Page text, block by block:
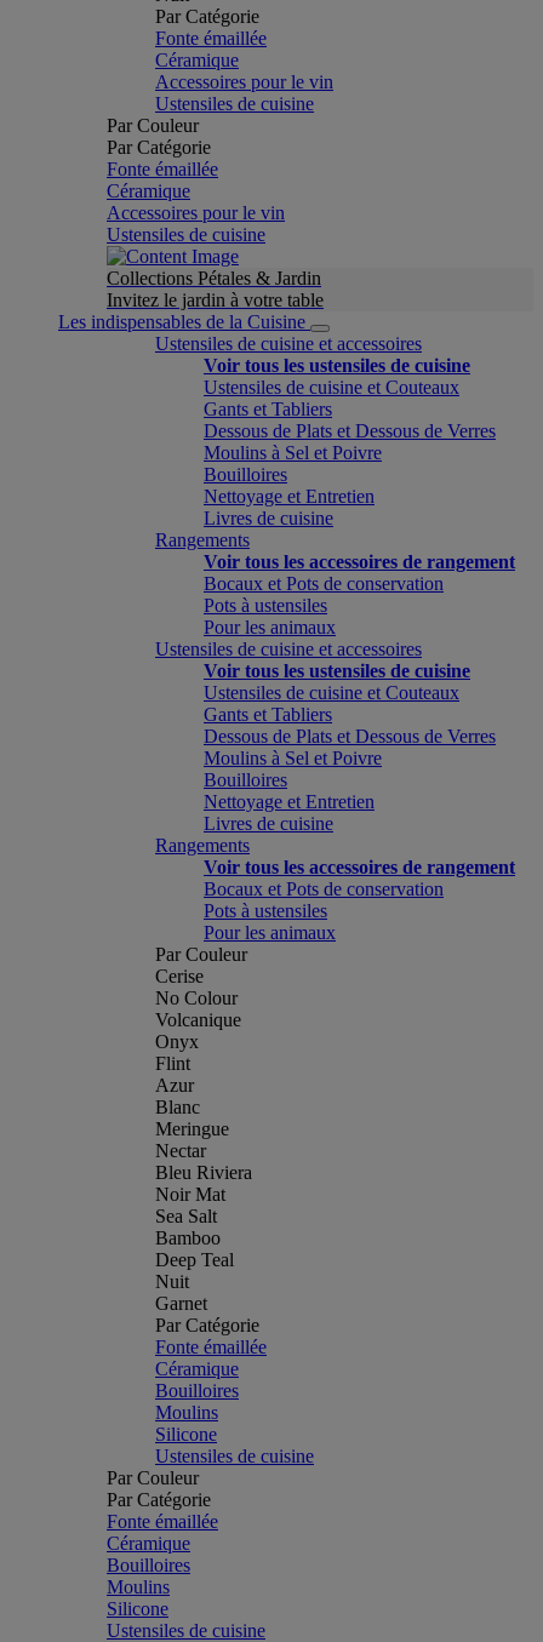
Par Catégorie
Fonte émaillée
Céramique
Accessoires pour le vin
Ustensiles de cuisine
Par Couleur
Par Catégorie
Fonte émaillée
Céramique
Accessoires pour le vin
Ustensiles de cuisine
Collections Pétales & Jardin
Invitez le jardin à votre table
Les indispensables de la Cuisine
Ustensiles de cuisine et accessoires
Voir tous les ustensiles de cuisine
Ustensiles de cuisine et Couteaux
Gants et Tabliers
Dessous de Plats et Dessous de Verres
Moulins à Sel et Poivre
Bouilloires
Nettoyage et Entretien
Livres de cuisine
Rangements
Voir tous les accessoires de rangement
Bocaux et Pots de conservation
Pots à ustensiles
Pour les animaux
Ustensiles de cuisine et accessoires
Voir tous les ustensiles de cuisine
Ustensiles de cuisine et Couteaux
Gants et Tabliers
Dessous de Plats et Dessous de Verres
Moulins à Sel et Poivre
Bouilloires
Nettoyage et Entretien
Livres de cuisine
Rangements
Voir tous les accessoires de rangement
Bocaux et Pots de conservation
Pots à ustensiles
Pour les animaux
Par Couleur
Cerise
No Colour
Volcanique
Onyx
Flint
Azur
Blanc
Meringue
Nectar
Bleu Riviera
Noir Mat
Sea Salt
Bamboo
Deep Teal
Nuit
Garnet
Par Catégorie
Fonte émaillée
Céramique
Bouilloires
Moulins
Silicone
Ustensiles de cuisine
Par Couleur
Par Catégorie
Fonte émaillée
Céramique
Bouilloires
Moulins
Silicone
Ustensiles de cuisine